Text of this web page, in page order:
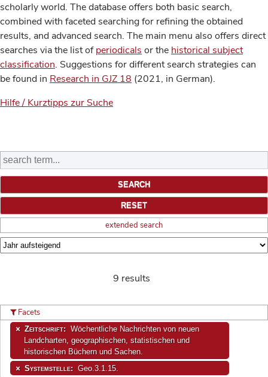
scholarly world. The database offers both basic search,
combined with faceted searching for refining the obtained
results, and advanced search. The main menu also offers direct
searches via the list ofperiodicals or the historical subject
classification. Suggestions for different search strategies can
be found in Research in GJZ 18 (2021, in German).
Hilfe / Kurztipps zur Suche
extended search
9 results
Facets
Zeitschrift:
Wöchentliche Nachrichten von neuen
Landcharten, geographischen, statistischen und
historischen Büchern und Sachen.
Systemstelle: Geo.3.1.15.